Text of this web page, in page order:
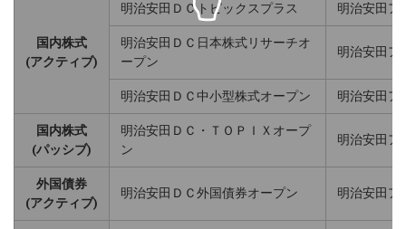
国内株式
(アクティブ)
明治安田ＤＣトピックスプラス 明治安田ア
明治安田ＤＣ日本株式リサーチオ
ープン
明治安田ア
明治安田ＤＣ中小型株式オープン 明治安田ア
国内株式
(パッシブ)
明治安田ＤＣ・ＴＯＰＩＸオープ
ン
明治安田ア
外国債券
(アクティブ)
明治安田ＤＣ外国債券オープン 明治安田ア